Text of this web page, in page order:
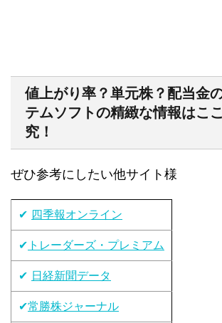
値上がり率？単元株？配当金
テムソフトの精緻な情報はこ
究！
ぜひ参考にしたい他サイト様
✔ 四季報オンライン
✔ トレーダーズ・プレミアム
✔ 日経新聞データ
✔常勝株ジャーナル